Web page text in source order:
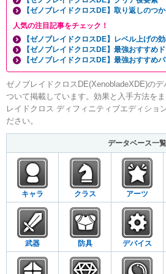
【ゼノブレイドクロスDE】取り返しのつ
人気の注目記事をチェック！
【ゼノブレイドクロスDE】レベル上げの
【ゼノブレイドクロスDE】最強おすすめ
【ゼノブレイドクロスDE】最強おすすめ
ゼノブレイドクロスDE(XenobladeXDE)の
ついて掲載しています。効果と入手方法を
レイドクロス ディフィニティブエディショ
ださい。
データベース一覧
キャラ クラス アーツ
武器 防具 デバイス